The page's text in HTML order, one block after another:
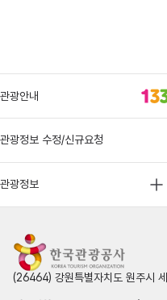
관광안내
관광정보 수정/신규요청
관광정보
(26464) 강원특별자치도 원주시